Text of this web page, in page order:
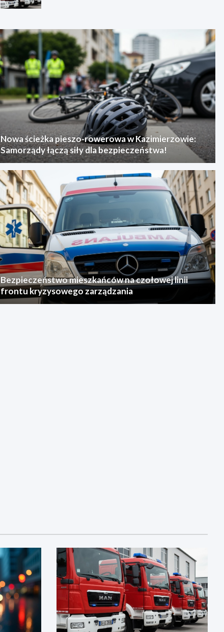
Nowa ścieżka pieszo-rowerowa w Kazimierzowie:
Samorządy łączą siły dla bezpieczeństwa!
Bezpieczeństwo mieszkańców na czołowej linii
frontu kryzysowego zarządzania